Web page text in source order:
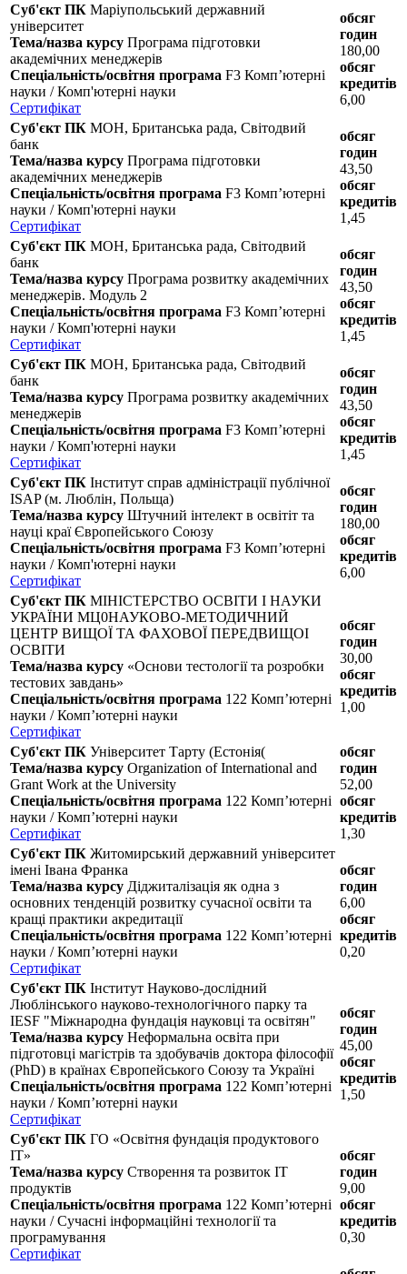
Суб'єкт ПК Маріупольський державний
університет
Тема/назва курсу Програма підготовки
академічних менеджерів
Спеціальність/освітня програма F3 Комп’ютерні
науки / Комп'ютерні науки
Сертифікат
обсяг
годин
180,00
обсяг
кредитів
6,00
Суб'єкт ПК МОН, Британська рада, Світодвий
банк
Тема/назва курсу Програма підготовки
академічних менеджерів
Спеціальність/освітня програма F3 Комп’ютерні
науки / Комп'ютерні науки
Сертифікат
обсяг
годин
43,50
обсяг
кредитів
1,45
Суб'єкт ПК МОН, Британська рада, Світодвий
банк
Тема/назва курсу Програма розвитку академічних
менеджерів. Модуль 2
Спеціальність/освітня програма F3 Комп’ютерні
науки / Комп'ютерні науки
Сертифікат
обсяг
годин
43,50
обсяг
кредитів
1,45
Суб'єкт ПК МОН, Британська рада, Світодвий
банк
Тема/назва курсу Програма розвитку академічних
менеджерів
Спеціальність/освітня програма F3 Комп’ютерні
науки / Комп'ютерні науки
Сертифікат
обсяг
годин
43,50
обсяг
кредитів
1,45
Суб'єкт ПК Інститут справ адміністрації публічної
ISAP (м. Люблін, Польща)
Тема/назва курсу Штучний інтелект в освітіт та
науці краї Європейського Союзу
Спеціальність/освітня програма F3 Комп’ютерні
науки / Комп'ютерні науки
Сертифікат
обсяг
годин
180,00
обсяг
кредитів
6,00
Суб'єкт ПК МІНІСТЕРСТВО ОСВІТИ І НАУКИ
УКРАЇНИ МЦ0НАУКОВО-МЕТОДИЧНИЙ
ЦЕНТР ВИЩОЇ ТА ФАХОВОЇ ПЕРЕДВИЩОІ
ОСВІТИ
Тема/назва курсу «Основи тестології та розробки
тестових завдань»
Спеціальність/освітня програма 122 Комп’ютерні
науки / Комп’ютерні науки
Сертифікат
обсяг
годин
30,00
обсяг
кредитів
1,00
Суб'єкт ПК Університет Тарту (Естонія(
Тема/назва курсу Organization of International and
Grant Work at the University
Спеціальність/освітня програма 122 Комп’ютерні
науки / Комп’ютерні науки
Сертифікат
обсяг
годин
52,00
обсяг
кредитів
1,30
Суб'єкт ПК Житомирський державний університет
імені Івана Франка
Тема/назва курсу Діджиталізація як одна з
основних тенденцій розвитку сучасної освіти та
кращі практики акредитації
Спеціальність/освітня програма 122 Комп’ютерні
науки / Комп’ютерні науки
Сертифікат
обсяг
годин
6,00
обсяг
кредитів
0,20
Суб'єкт ПК Інститут Науково-дослідний
Люблінського науково-технологічного парку та
IESF "Міжнародна фундація науковці та освітян"
Тема/назва курсу Неформальна освіта при
підготовці магістрів та здобувачів доктора філософії
(PhD) в країнах Європейського Союзу та Україні
Спеціальність/освітня програма 122 Комп’ютерні
науки / Комп’ютерні науки
Сертифікат
обсяг
годин
45,00
обсяг
кредитів
1,50
Суб'єкт ПК ГО «Освітня фундація продуктового
ІТ»
Тема/назва курсу Створення та розвиток ІТ
продуктів
Спеціальність/освітня програма 122 Комп’ютерні
науки / Сучасні інформаційні технології та
програмування
Сертифікат
обсяг
годин
9,00
обсяг
кредитів
0,30